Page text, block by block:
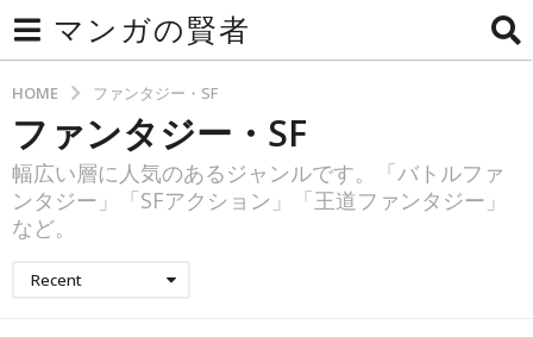
マンガの賢者
HOME ファンタジー・SF
ファンタジー・SF
幅広い層に人気のあるジャンルです。「バトルファ
ンタジー」「SFアクション」「王道ファンタジー」
など。
Recent